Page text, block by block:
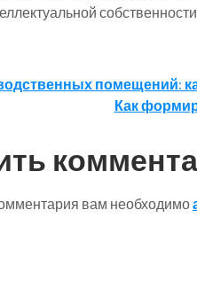
помещений:
Как
вам необходимо